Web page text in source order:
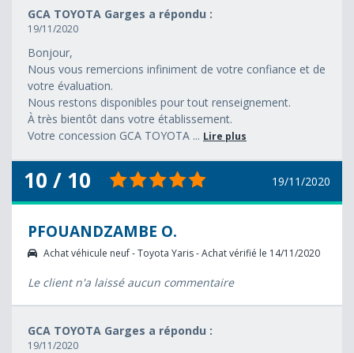
GCA TOYOTA Garges a répondu :
19/11/2020
Bonjour,
Nous vous remercions infiniment de votre confiance et de
votre évaluation.
Nous restons disponibles pour tout renseignement.
À très bientôt dans votre établissement.
Votre concession GCA TOYOTA ... Lire plus
10 / 10 19/11/2020
PFOUANDZAMBE O.
Achat véhicule neuf - Toyota Yaris - Achat vérifié le 14/11/2020
Le client n'a laissé aucun commentaire
GCA TOYOTA Garges a répondu :
19/11/2020